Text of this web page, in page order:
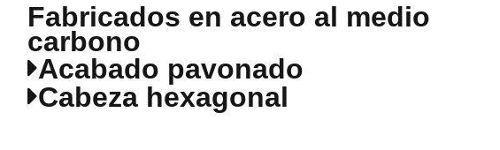
Fabricados en acero al medio
carbono
Acabado pavonado
Cabeza hexagonal